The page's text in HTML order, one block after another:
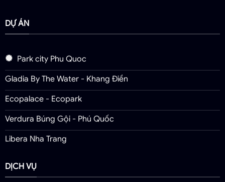
DỰ ÁN
Park city Phu Quoc
Gladia By The Water - Khang Điền
Ecopalace - Ecopark
Verdura Búng Gội - Phú Quốc
Libera Nha Trang
DỊCH VỤ